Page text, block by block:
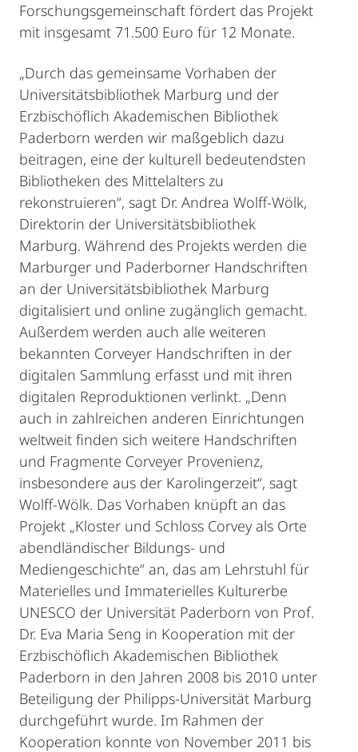
Forschungsgemeinschaft fördert das Projekt
mit insgesamt 71.500 Euro für 12 Monate.
„Durch das gemeinsame Vorhaben der
Universitätsbibliothek Marburg und der
Erzbischöflich Akademischen Bibliothek
Paderborn werden wir maßgeblich dazu
beitragen, eine der kulturell bedeutendsten
Bibliotheken des Mittelalters zu
rekonstruieren“, sagt Dr. Andrea Wolff-Wölk,
Direktorin der Universitätsbibliothek
Marburg. Während des Projekts werden die
Marburger und Paderborner Handschriften
an der Universitätsbibliothek Marburg
digitalisiert und online zugänglich gemacht.
Außerdem werden auch alle weiteren
bekannten Corveyer Handschriften in der
digitalen Sammlung erfasst und mit ihren
digitalen Reproduktionen verlinkt. „Denn
auch in zahlreichen anderen Einrichtungen
weltweit finden sich weitere Handschriften
und Fragmente Corveyer Provenienz,
insbesondere aus der Karolingerzeit“, sagt
Wolff-Wölk. Das Vorhaben knüpft an das
Projekt „Kloster und Schloss Corvey als Orte
abendländischer Bildungs- und
Mediengeschichte“ an, das am Lehrstuhl für
Materielles und Immaterielles Kulturerbe
UNESCO der Universität Paderborn von Prof.
Dr. Eva Maria Seng in Kooperation mit der
Erzbischöflich Akademischen Bibliothek
Paderborn in den Jahren 2008 bis 2010 unter
Beteiligung der Philipps-Universität Marburg
durchgeführt wurde. Im Rahmen der
Kooperation konnte von November 2011 bis